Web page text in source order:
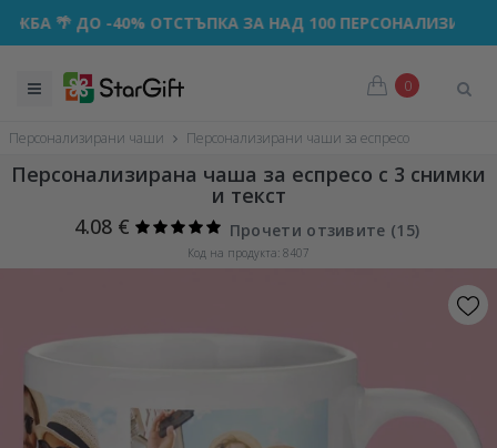
ДО -40% ОТСТЪПКА ЗА НАД 100 ПЕРСОНАЛИЗИРАНИ
0
Персонализирани чаши Персонализирани чаши за еспресо
Персонализирана чаша за еспресо с 3 снимки
и текст
4.08 €
Прочети отзивите (15)
Код на продукта: 8407